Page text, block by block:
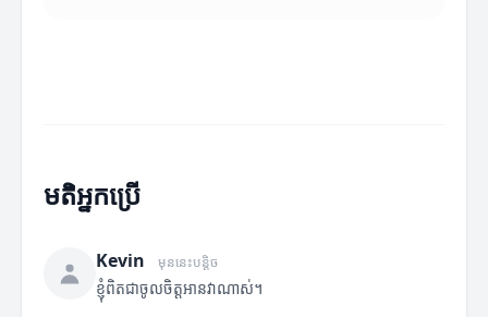
មតិអ្នកប្រើ
Kevin មុននេះបន្តិច
ខ្ញុំពិតជាចូលចិត្តអានវាណាស់។